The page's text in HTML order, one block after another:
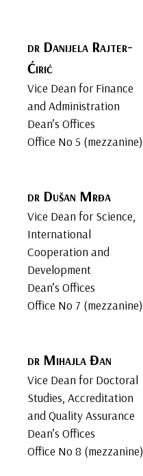
dr Danijela Rajter-
Ćirić
Vice Dean for Finance
and Administration
Dean’s Offices
Office No 5 (mezzanine)
dr Dušan Mrđa
Vice Dean for Science,
International
Cooperation and
Development
Dean’s Offices
Office No 7 (mezzanine)
dr MihajlaĐan
Vice Dean for Doctoral
Studies, Accreditation
and Quality Assurance
Dean’s Offices
Office No 8 (mezzanine)